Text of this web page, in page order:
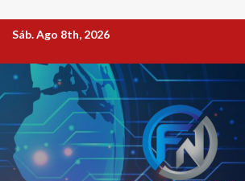
Sáb. Ago 8th, 2026